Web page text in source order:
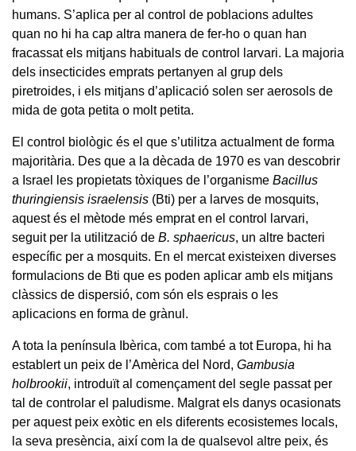
humans. S’aplica per al control de poblacions adultes
quan no hi ha cap altra manera de fer-ho o quan han
fracassat els mitjans habituals de control larvari. La majoria
dels insecticides emprats pertanyen al grup dels
piretroides, i els mitjans d’aplicació solen ser aerosols de
mida de gota petita o molt petita.
El control biològic és el que s’utilitza actualment de forma
majoritària. Des que a la dècada de 1970 es van descobrir
a Israel les propietats tòxiques de l’organisme Bacillus
thuringiensis israelensis (Bti) per a larves de mosquits,
aquest és el mètode més emprat en el control larvari,
seguit per la utilització de B. sphaericus, un altre bacteri
específic per a mosquits. En el mercat existeixen diverses
formulacions de Bti que es poden aplicar amb els mitjans
clàssics de dispersió, com són els esprais o les
aplicacions en forma de grànul.
A tota la península Ibèrica, com també a tot Europa, hi ha
establert un peix de l’Amèrica del Nord, Gambusia
holbrookii, introduït al començament del segle passat per
tal de controlar el paludisme. Malgrat els danys ocasionats
per aquest peix exòtic en els diferents ecosistemes locals,
la seva presència, així com la de qualsevol altre peix, és